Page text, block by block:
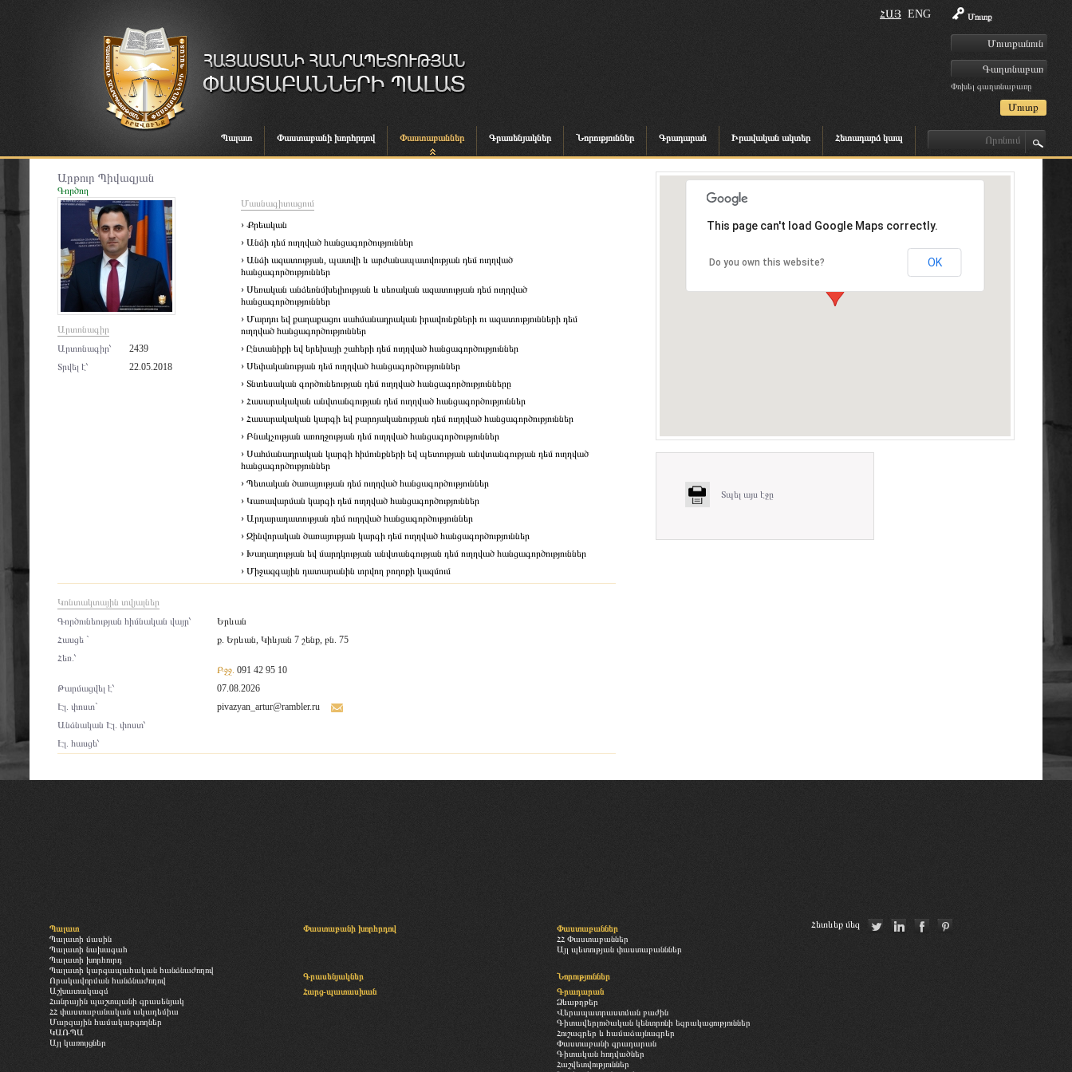
Մուտք
Փոխել գաղտնաբառը
ՀԱՅ ENG
Պալատ Փաստաբանի խորհրդով Փաստաբաններ Գրասենյակներ Նորություններ Գրադարան Իրավական ակտեր Հետադարձ կապ
Արթուր Պիվազյան
Գործող
Արտոնագիր
Արտոնագիր՝
2439
Տրվել է՝
22.05.2018
Մասնագիտացում
› Քրեական
› Անձի դեմ ուղղված հանցագործություններ
› Անձի ազատության, պատվի և արժանապատվության դեմ ուղղված
հանցագործություններ
› Սեռական անձեռնմխելիության և սեռական ազատության դեմ ուղղված
հանցագործություններ
› Մարդու եվ քաղաքացու սահմանադրական իրավունքների ու ազատությունների դեմ
ուղղված հանցագործություններ
› Ընտանիքի եվ երեխայի շահերի դեմ ուղղված հանցագործություններ
› Սեփականության դեմ ուղղված հանցագործություններ
› Տնտեսական գործունեության դեմ ուղղված հանցագործությունները
› Հասարակական անվտանգության դեմ ուղղված հանցագործություններ
› Հասարակական կարգի եվ բարոյականության դեմ ուղղված հանցագործություններ
› Բնակչության առողջության դեմ ուղղված հանցագործություններ
› Սահմանադրական կարգի հիմունքների եվ պետության անվտանգության դեմ ուղղված
հանցագործություններ
› Պետական ծառայության դեմ ուղղված հանցագործություններ
› Կառավարման կարգի դեմ ուղղված հանցագործություններ
› Արդարադատության դեմ ուղղված հանցագործություններ
› Զինվորական ծառայության կարգի դեմ ուղղված հանցագործություններ
› Խաղաղության եվ մարդկության անվտանգության դեմ ուղղված հանցագործություններ
› Միջազգային դատարանին տրվող բողոքի կազմում
Կոնտակտային տվյալներ
Գործունեության հիմնական վայր՝
Երևան
Հասցե `
ք. Երևան, Կիևյան 7 շենք, բն. 75
Հեռ.՝
Բջջ. 091 42 95 10
Թարմացվել է՝
07.08.2026
Էլ. փոստ`
pivazyan_artur@rambler.ru
Անձնական Էլ. փոստ՝
Էլ. հասցե՝
This page can't load Google Maps correctly.
Do you own this website? OK
Տպել այս էջը
Պալատ
Պալատի մասին
Պալատի նախագահ
Պալատի խորհուրդ
Պալատի կարգապահական հանձնաժողով
Որակավորման հանձնաժողով
Աշխատակազմ
Հանրային պաշտպանի գրասենյակ
ՀՀ փաստաբանական ակադեմիա
Մարզային համակարգողներ
ԿԱՌՊԱ
Այլ կառույցներ
Փաստաբանի խորհրդով
Փաստաբաններ
ՀՀ Փաստաբաններ
Այլ պետության փաստաբանններ
Գրասենյակներ
Նորություններ
Հարց-պատասխան
Գրադարան
Ձևաթղթեր
Վերապատրաստման բաժին
Գիտավերլուծական կենտրոնի եզրակացություններ
Հուշագրեր և համաձայնագրեր
Փաստաբանի գրադարան
Գիտական հոդվածներ
Հաշվետվություններ
Հետևեք մեզ